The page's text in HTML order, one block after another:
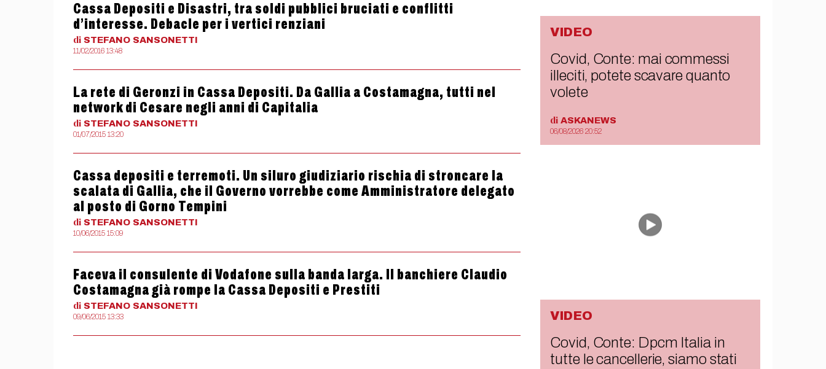
Cassa Depositi e Disastri, tra soldi pubblici bruciati e conflitti
d’interesse. Debacle per i vertici renziani
di STEFANO SANSONETTI
11/02/2016 13:48
La rete di Geronzi in Cassa Depositi. Da Gallia a Costamagna, tutti nel
network di Cesare negli anni di Capitalia
di STEFANO SANSONETTI
01/07/2015 13:20
Cassa depositi e terremoti. Un siluro giudiziario rischia di stroncare la
scalata di Gallia, che il Governo vorrebbe come Amministratore delegato
al posto di Gorno Tempini
di STEFANO SANSONETTI
10/06/2015 15:09
Faceva il consulente di Vodafone sulla banda larga. Il banchiere Claudio
Costamagna già rompe la Cassa Depositi e Prestiti
di STEFANO SANSONETTI
09/06/2015 13:33
VIDEO
Covid, Conte: mai commessi
illeciti, potete scavare quanto
volete
di ASKANEWS
06/08/2026 20:52
VIDEO
Covid, Conte: Dpcm Italia in
tutte le cancellerie, siamo stati